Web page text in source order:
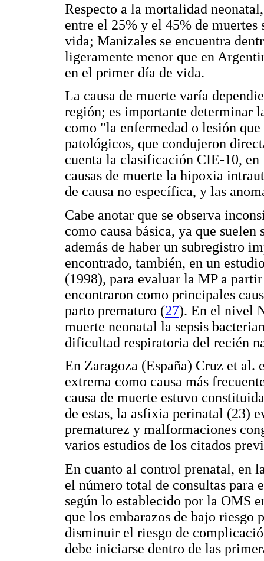
Respecto a la mortalidad
entre el 25% y el 45% de muertes
vida; Manizales se encuentra
ligeramente menor que en
en el primer día de vida.
La causa de muerte varía
región; es importante determinar
como "la enfermedad o lesión
patológicos, que condujeron
cuenta la clasificación CIE-10,
causas de muerte la hipoxia
de causa no específica, y las
Cabe anotar que se observa
como causa básica, ya que
además de haber un subregistro
encontrado, también, en un
(1998), para evaluar la MP a
encontraron como principales
parto prematuro (27). En el nivel
muerte neonatal la sepsis
dificultad respiratoria del recién
En Zaragoza (España) Cruz et al.
extrema como causa más
causa de muerte estuvo
de estas, la asfixia perinatal (23)
prematurez y malformaciones
varios estudios de los citados
En cuanto al control prenatal, en
el número total de consultas para
según lo establecido por la OMS
que los embarazos de bajo riesgo
disminuir el riesgo de
debe iniciarse dentro de las